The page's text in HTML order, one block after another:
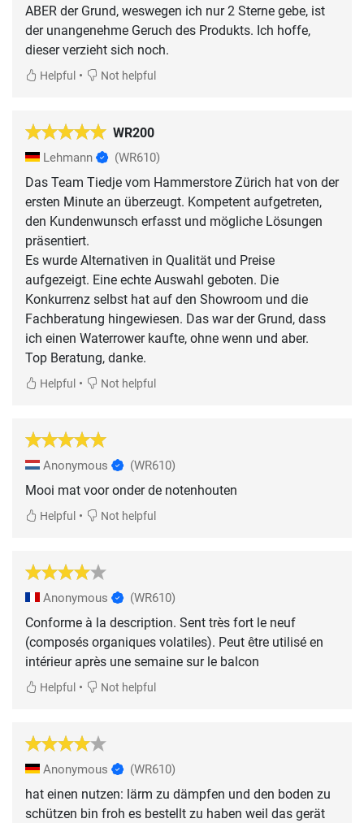
ABER der Grund, weswegen ich nur 2 Sterne gebe, ist
der unangenehme Geruch des Produkts. Ich hoffe,
dieser verzieht sich noch.
Helpful • Not helpful
WR200
Lehmann (WR610)
Das Team Tiedje vom Hammerstore Zürich hat von der
ersten Minute an überzeugt. Kompetent aufgetreten,
den Kundenwunsch erfasst und mögliche Lösungen
präsentiert.
Es wurde Alternativen in Qualität und Preise
aufgezeigt. Eine echte Auswahl geboten. Die
Konkurrenz selbst hat auf den Showroom und die
Fachberatung hingewiesen. Das war der Grund, dass
ich einen Waterrower kaufte, ohne wenn und aber.
Top Beratung, danke.
Helpful • Not helpful
Anonymous (WR610)
Mooi mat voor onder de notenhouten
Helpful • Not helpful
Anonymous (WR610)
Conforme à la description. Sent très fort le neuf
(composés organiques volatiles). Peut être utilisé en
intérieur après une semaine sur le balcon
Helpful • Not helpful
Anonymous (WR610)
hat einen nutzen: lärm zu dämpfen und den boden zu
schützen bin froh es bestellt zu haben weil das gerät